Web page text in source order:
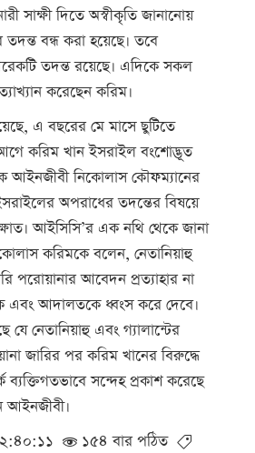
সাক্ষী দিতে অস্বীকৃতি জানানোয়
বন্ধ করা হয়েছে। তবে
তদন্ত রয়েছে। এদিকে সকল
করেছেন করিম।
এ বছরের মে মাসে ছুটিতে
করিম খান ইসরাইল বংশোদ্ভূত
আইনজীবী নিকোলাস কৌফম্যানের
অপরাধের তদন্তের বিষয়ে
আইসিসি’র এক নথি থেকে জানা
করিমকে বলেন, নেতানিয়াহু
পরোয়ানার আবেদন প্রত্যাহার না
এবং আদালতকে ধ্বংস করে দেবে।
যে নেতানিয়াহু এবং গ্যালান্টের
জারির পর করিম খানের বিরুদ্ধে
সন্দেহ প্রকাশ করেছে
আইনজীবী।
১৫৪ বার পঠিত